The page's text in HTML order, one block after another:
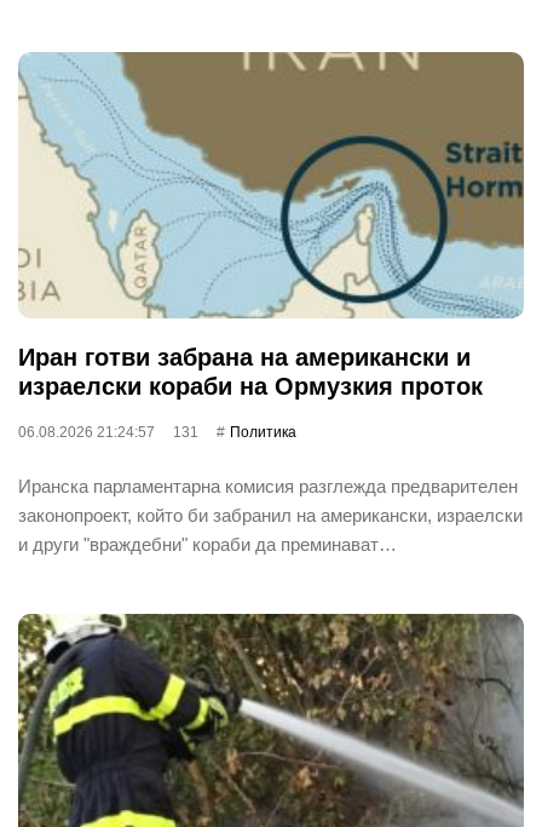
Иран готви забрана на американски и
израелски кораби на Ормузкия проток
06.08.2026 21:24:57 131 Политика
Иранска парламентарна комисия разглежда предварителен
законопроект, който би забранил на американски, израелски
и други "враждебни" кораби да преминават…